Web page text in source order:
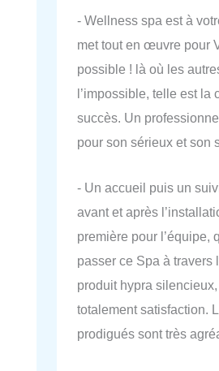
- Wellness spa est à
met tout en œuvre pour
possible ! là où les
l’impossible, telle est la
succès. Un
pour son sérieux et son
- Un accueil puis un
avant et après
première pour l’équipe,
passer ce Spa à travers
produit hypra
totalement satisfaction.
prodigués sont très